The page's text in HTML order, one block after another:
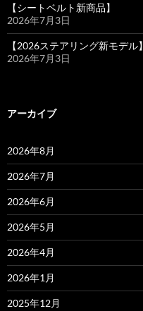
【シートベルト新商品】
2026年7月3日
【2026ステアリング新モデル】
2026年7月3日
アーカイブ
2026年8月
2026年7月
2026年6月
2026年5月
2026年4月
2026年1月
2025年12月